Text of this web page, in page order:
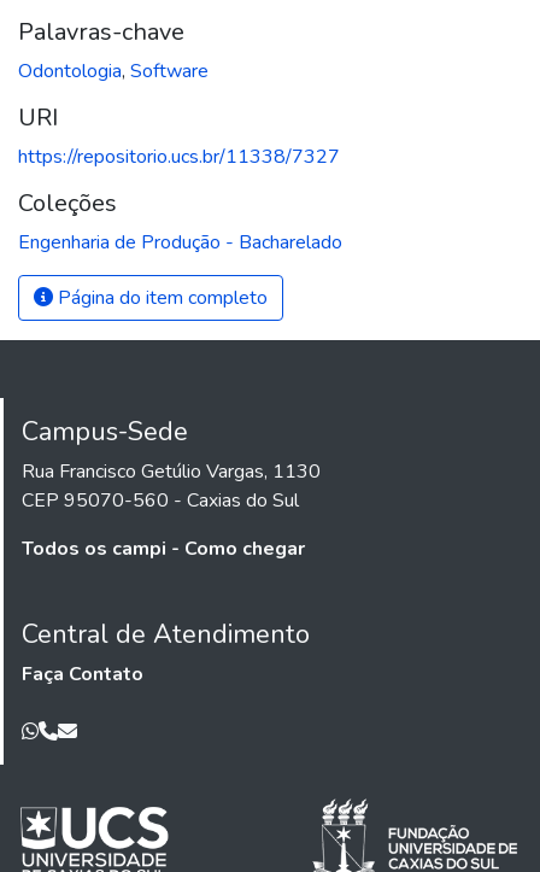
Palavras-chave
Odontologia, Software
URI
https://repositorio.ucs.br/11338/7327
Coleções
Engenharia de Produção - Bacharelado
Página do item completo
Campus-Sede
Rua Francisco Getúlio Vargas, 1130
CEP 95070-560 - Caxias do Sul
Todos os campi - Como chegar
Central de Atendimento
Faça Contato